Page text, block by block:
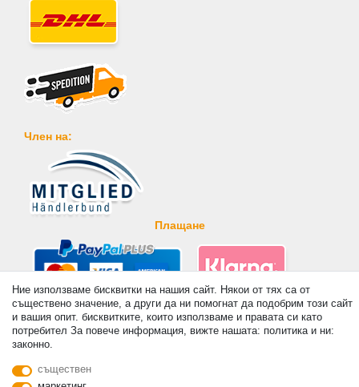
Член на:
Плащане
© Copyright 2026 | Всички права запазени. - Prices incl. VAT. 19% VAT Basic prices see
article detail | * Applies to deliveries to the UK!
Ние използваме бисквитки на нашия сайт. Някои от тях са от
съществено значение, а други да ни помогнат да подобрим този сайт
и вашия опит. бисквитките, които използваме и правата си като
потребител За повече информация, вижте нашата: политика и ни:
законно.
същественWithdraw from contract here